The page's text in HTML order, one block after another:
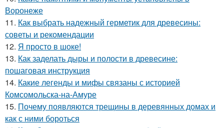
Воронеже
11. Как выбрать надежный герметик для древесины:
советы и рекомендации
12. Я просто в шоке!
13. Как заделать дыры и полости в древесине:
пошаговая инструкция
14. Какие легенды и мифы связаны с историей
Комсомольска-на-Амуре
15. Почему появляются трещины в деревянных домах и
как с ними бороться